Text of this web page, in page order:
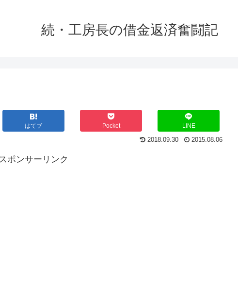
続・工房長の借金返済奮闘記
はてブ Pocket LINE
2018.09.30 2015.08.06
スポンサーリンク